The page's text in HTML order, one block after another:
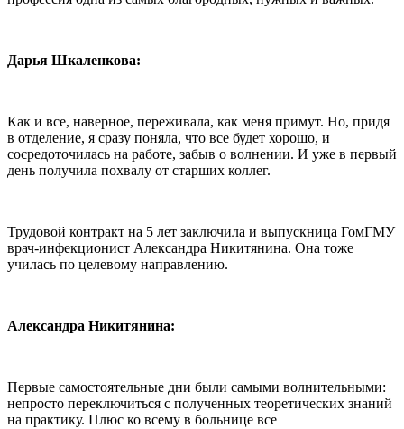
Дарья Шкаленкова:
Как и все, наверное, переживала, как меня примут. Но, придя
в отделение, я сразу поняла, что все будет хорошо, и
сосредоточилась на работе, забыв о волнении. И уже в первый
день получила похвалу от старших коллег.
Трудовой контракт на 5 лет заключила и выпускница ГомГМУ
врач-инфекционист Александра Никитянина. Она тоже
училась по целевому направлению.
Александра Никитянина:
Первые самостоятельные дни были самыми волнительными:
непросто переключиться с полученных теоретических знаний
на практику. Плюс ко всему в больнице все